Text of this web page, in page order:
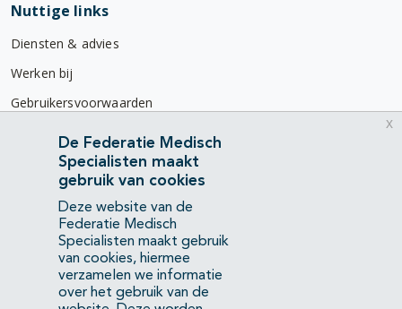
Nuttige links
Diensten & advies
Werken bij
Gebruikersvoorwaarden
Privacyverklaring
Contact
Mercatorlaan 1200
3528 BL Utrecht
(088) 505 34 34
info@richtlijnendatabase.nl
De Federatie Medisch
Specialisten maakt
gebruik van cookies
Deze website van de
Federatie Medisch
Specialisten maakt gebruik
van cookies, hiermee
verzamelen we informatie
over het gebruik van de
x